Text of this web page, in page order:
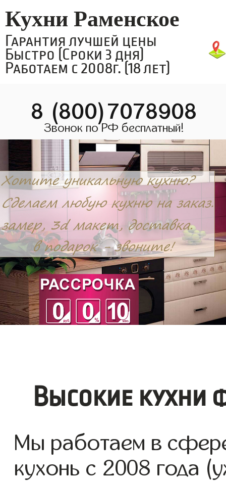
Кухни Раменское
Гарантия лучшей цены
Быстро (Сроки 3 дня)
Работаем с 2008г. (18 лет)
8 (800)7078908
Звонок по РФ бесплатный!
Высокие кухни
Мы работаем в
кухонь с 2008 года